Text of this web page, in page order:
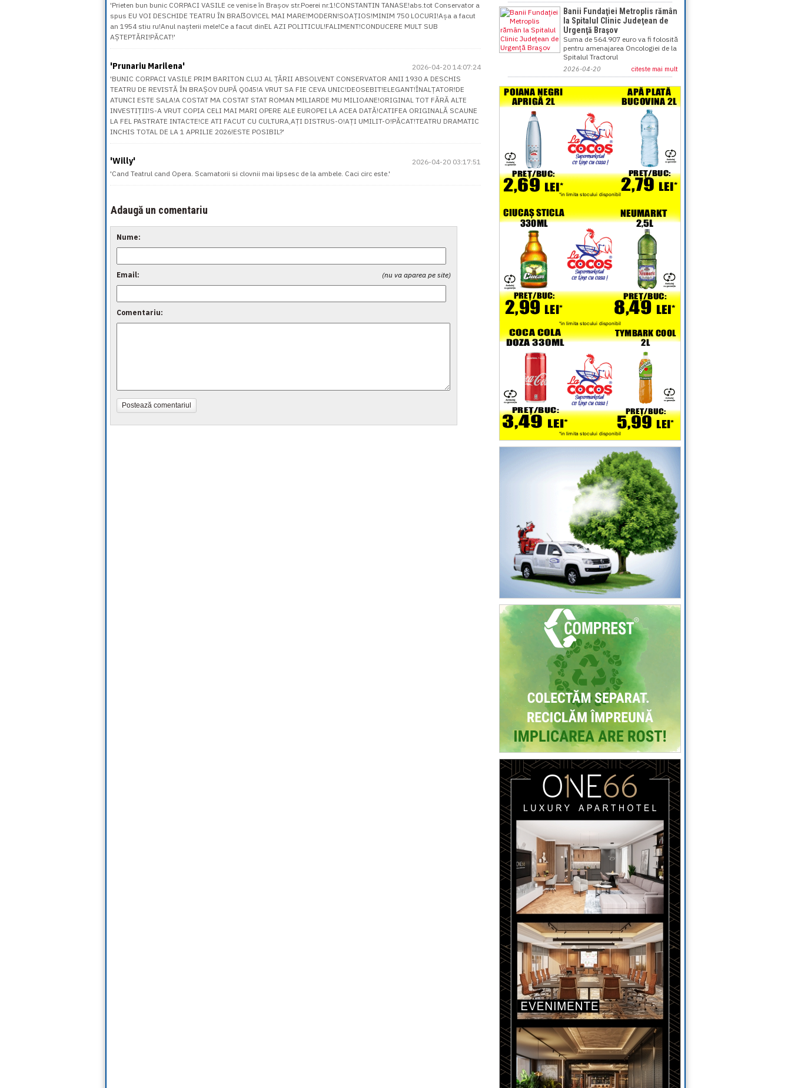
'Prieten bun bunic CORPACI VASILE ce venise în Brașov str.Poerei nr.1!CONSTANTIN TANASE!abs.tot Conservator a
spus EU VOI DESCHIDE TEATRU ÎN BRAẞOV!CEL MAI MARE!MODERN!SOAȚIOS!MINIM 750 LOCURI!Așa a facut
an 1954 stiu ru!Anul nașterii mele!Ce a facut dinEL AZI POLITICUL!FALIMENT!CONDUCERE MULT SUB
AȘTEPTĂRI!PĂCAT!'
'Prunariu Marilena'
2026-04-20 14:07:24
'BUNIC CORPACI VASILE PRIM BARITON CLUJ AL ȚĂRII ABSOLVENT CONSERVATOR ANII 1930 A DESCHIS
TEATRU DE REVISTĂ ÎN BRAȘOV DUPĂ Q045!A VRUT SA FIE CEVA UNIC!DEOSEBIT!ELEGANT!ÎNALȚATOR!DE
ATUNCI ESTE SALA!A COSTAT MA COSTAT STAT ROMAN MILIARDE MU MILIOANE!ORIGINAL TOT FĂRĂ ALTE
INVESTIȚII!S-A VRUT COPIA CELI MAI MARI OPERE ALE EUROPEI LA ACEA DATĂ!CATIFEA ORIGINALĂ SCAUNE
LA FEL PASTRATE INTACTE!CE ATI FACUT CU CULTURA,AȚI DISTRUS-O!AȚI UMILIT-O!PĂCAT!TEATRU DRAMATIC
INCHIS TOTAL DE LA 1 APRILIE 2026!ESTE POSIBIL?'
'Willy'
2026-04-20 03:17:51
'Cand Teatrul cand Opera. Scamatorii si clovnii mai lipsesc de la ambele. Caci circ este.'
Adaugă un comentariu
Nume:
(nu va aparea pe site)
Email:
Comentariu:
Postează comentariul
Banii Fundaţiei Metroplis rămân
la Spitalul Clinic Judeţean de
Urgenţă Braşov
Suma de 564.907 euro va fi folosită
pentru amenajarea Oncologiei de la
Spitalul Tractorul
2026-04-20 citeste mai mult